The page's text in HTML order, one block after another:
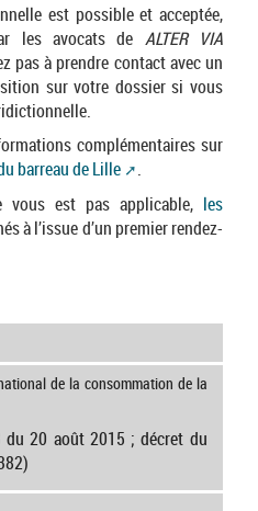
est possible et acceptée,
les avocats de ALTER VIA
pas à prendre contact avec un
sur votre dossier si vous
complémentaires sur
barreau de Lille
.
vous est pas applicable, les
à l’issue d’un premier rendez-
de la consommation de la
du 20 août 2015 ; décret du